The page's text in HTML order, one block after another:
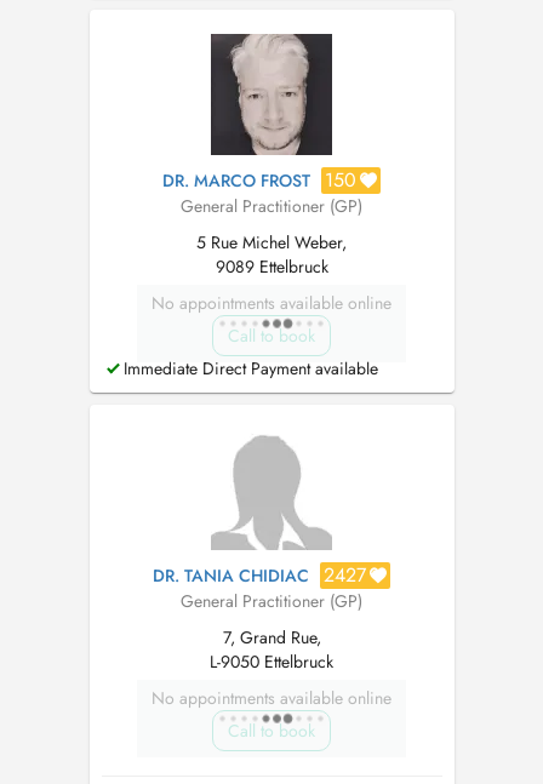
DR. MARCO FROST 150
General Practitioner (GP)
5 Rue Michel Weber,
9089 Ettelbruck
No appointments available online
Call to book
Immediate Direct Payment available
DR. TANIA CHIDIAC 2427
General Practitioner (GP)
7, Grand Rue,
L-9050 Ettelbruck
No appointments available online
Call to book